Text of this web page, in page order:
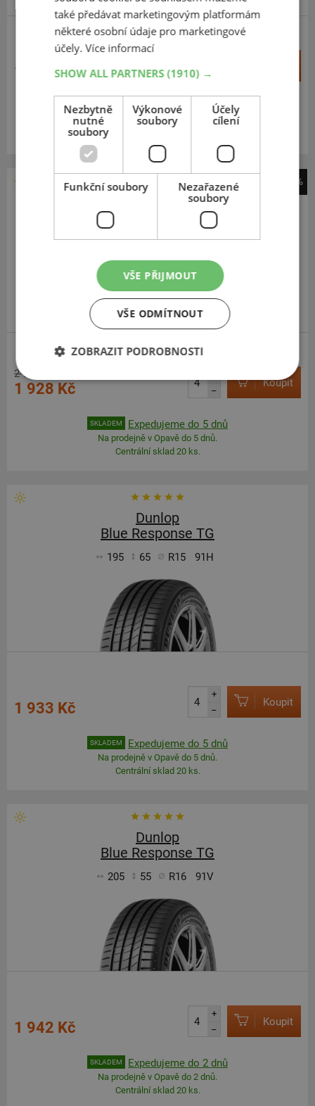
1 890 Kč
–
SKLADEM Expedujeme do 2 dnů
Na prodejně v Opavě do 2 dnů.
-34%
SP BluResponse
195 50 R15
82H
2 900 Kč
1 928 Kč
–
Koupit
SKLADEM Expedujeme do 5 dnů
Na prodejně v Opavě do 5 dnů.
Centrální sklad 20 ks.
Dunlop
Blue Response TG
195 65 R15 91H
1 933 Kč
+
–
Koupit
SKLADEM Expedujeme do 5 dnů
Na prodejně v Opavě do 5 dnů.
Centrální sklad 20 ks.
Dunlop
Blue Response TG
205 55 R16 91V
1 942 Kč
+
–
Koupit
SKLADEM Expedujeme do 2 dnů
Na prodejně v Opavě do 2 dnů.
Centrální sklad 20 ks.
také předávat marketingovým platformám
některé osobní údaje pro marketingové
účely.Více informací
SHOW ALL PARTNERS(1910) →
Nezbytně
nutné
soubory
Výkonové
soubory
Účely
cílení
Funkční soubory
Nezařazené
soubory
VŠE PŘIJMOUT
VŠE ODMÍTNOUT
ZOBRAZIT PODROBNOSTI